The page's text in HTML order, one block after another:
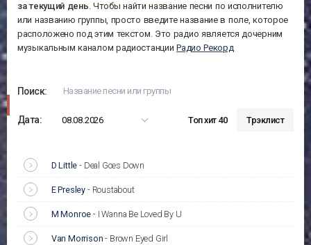
затекущий день . Чтобы найти название песни по исполнителю
или названию группы, просто введите название в поле, которое
расположено под этим текстом. Это радио является дочерним
музыкальным каналом радиостанцииРадио Рекорд
Поиск:
Дата: 08.08.2026 Топ хит 40 Трэклист
D Little - Deal Goes Down
E Presley - Roustabout
M Monroe - I Wanna Be Loved By U
Van Morrison - Brown Eyed Girl